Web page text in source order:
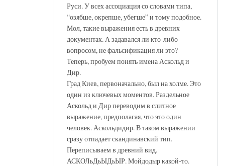
Руси. У всех ассоциация со словами типа,
“озябше, окрепше, убегше” и тому подобное.
Мол, такие выражения есть в древних
документах. А задавался ли кто-либо
вопросом, не фальсификация ли это?
Теперь, пробуем понять имена Аскольд и
Дир.
Град Киев, первоначально, был на холме. Это
один из ключевых моментов. Раздельное
Аскольд и Дир переводим в слитное
выражение, предполагая, что это один
человек. Аскольдидир. В таком выражении
сразу отпадает скандинавский тип.
Переписываем в древний вид.
АСКОЛьДьЫДьЫР. Мойдодыр какой-то.